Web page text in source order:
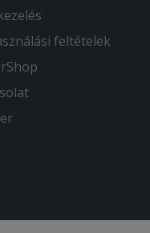
Puha,
Megfelelő
innen.
ami
feltételek